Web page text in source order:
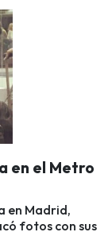
en el Metro
en Madrid,
fotos con sus